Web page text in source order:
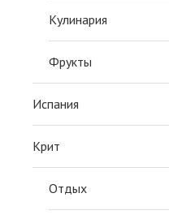
Кулинария
Фрукты
Испания
Крит
Отдых